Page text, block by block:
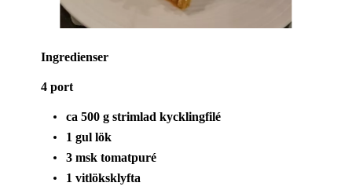
Ingredienser
4 port
ca 500 g strimlad kycklingfilé
1 gul lök
3 msk tomatpuré
1 vitlöksklyfta